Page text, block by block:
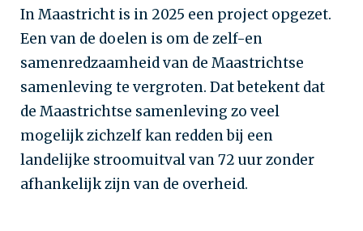
In Maastricht is in 2025 een project opgezet.
Een van de doelen is om de zelf-en
samenredzaamheid van de Maastrichtse
samenleving te vergroten. Dat betekent dat
de Maastrichtse samenleving zo veel
mogelijk zichzelf kan redden bij een
landelijke stroomuitval van 72 uur zonder
afhankelijk zijn van de overheid.